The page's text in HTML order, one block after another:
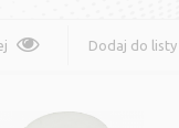
Dodaj do listy